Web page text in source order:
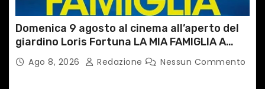
Domenica 9 agosto al cinema all’aperto del
giardino Loris Fortuna LA MIA FAMIGLIA A
TAIPEIAgo 8, 2026 Redazione Nessun Commento